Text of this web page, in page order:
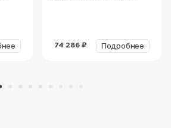
74 286 ₽ Подробнее